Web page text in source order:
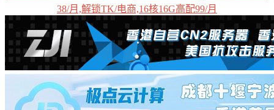
38/月,解锁TK/电商,16核16G高配99/月